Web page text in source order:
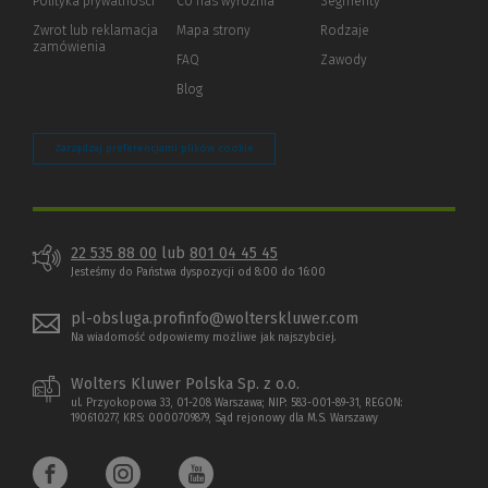
innej
Zwrot lub reklamacja
zamówienia
Mapa strony
FAQ
Blog
Rodzaje
Zawody
Zarządzaj preferencjami plików cookie
22 535 88 00 lub 801 04 45 45
Jesteśmy do Państwa dyspozycji od 8:00 do 16:00
pl-obsluga.profinfo@wolterskluwer.com
Na wiadomość odpowiemy możliwe jak najszybciej.
Wolters Kluwer Polska Sp. z o.o.
ul. Przyokopowa 33, 01-208 Warszawa; NIP: 583-001-89-31, REGON:
190610277, KRS: 0000709879, Sąd rejonowy dla M.S. Warszawy